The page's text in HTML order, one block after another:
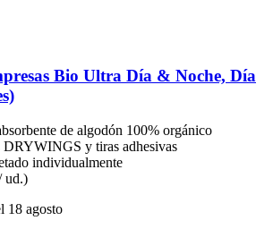
Bio Ultra Día & Noche, Día
de algodón 100% orgánico
DRYWINGS y tiras adhesivas
individualmente
ud.)
18 agosto